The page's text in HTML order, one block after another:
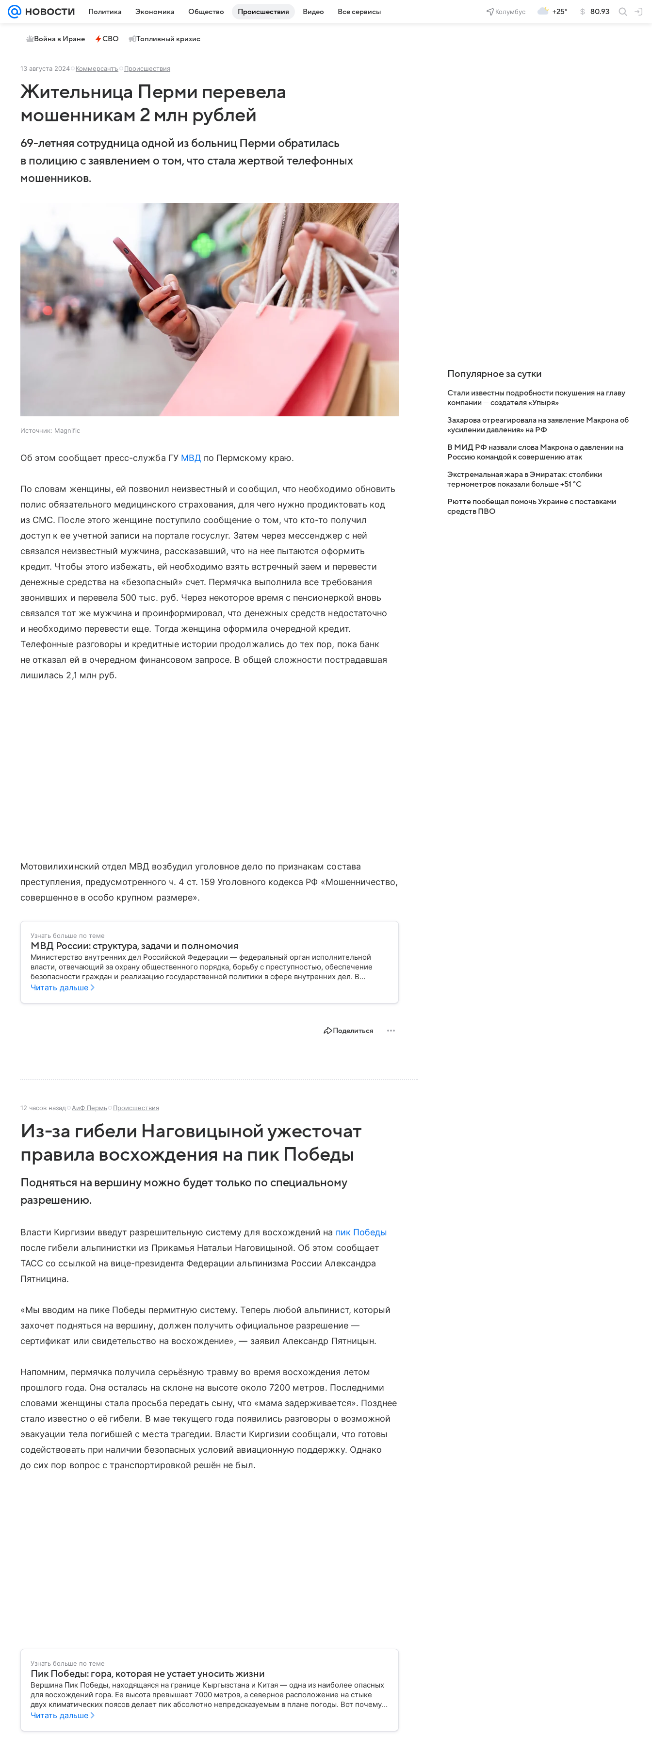
Политика Экономика Общество Происшествия Видео Все сервисы Колумбус +25° 80.93
Война в Иране СВО Топливный кризис
13 августа 2024 Коммерсантъ Происшествия
Жительница Перми перевела
мошенникам 2 млн рублей
69-летняя сотрудница одной из больниц Перми обратилась
в полицию с заявлением о том, что стала жертвой телефонных
мошенников.
Источник: Magnific
Об этом сообщает пресс-служба ГУ МВД по Пермскому краю.
По словам женщины, ей позвонил неизвестный и сообщил, что необходимо обновить
полис обязательного медицинского страхования, для чего нужно продиктовать код
из СМС. После этого женщине поступило сообщение о том, что кто-то получил
доступ к ее учетной записи на портале госуслуг. Затем через мессенджер с ней
связался неизвестный мужчина, рассказавший, что на нее пытаются оформить
кредит. Чтобы этого избежать, ей необходимо взять встречный заем и перевести
денежные средства на «безопасный» счет. Пермячка выполнила все требования
звонивших и перевела 500 тыс. руб. Через некоторое время с пенсионеркой вновь
связался тот же мужчина и проинформировал, что денежных средств недостаточно
и необходимо перевести еще. Тогда женщина оформила очередной кредит.
Телефонные разговоры и кредитные истории продолжались до тех пор, пока банк
не отказал ей в очередном финансовом запросе. В общей сложности пострадавшая
лишилась 2,1 млн руб.
Мотовилихинский отдел МВД возбудил уголовное дело по признакам состава
преступления, предусмотренного ч. 4 ст. 159 Уголовного кодекса РФ «Мошенничество,
совершенное в особо крупном размере».
Узнать больше по теме
МВД России: структура, задачи и полномочия
Министерство внутренних дел Российской Федерации — федеральный орган исполнительной
власти, отвечающий за охрану общественного порядка, борьбу с преступностью, обеспечение
безопасности граждан и реализацию государственной политики в сфере внутренних дел. В
материале рассказываем, чем занимается МВД России, какие задачи выполняет министерство, как
Читать дальше
Поделиться
12 часов назад АиФ Пермь Происшествия
Из-за гибели Наговицыной ужесточат
правила восхождения на пик Победы
Подняться на вершину можно будет только по специальному
разрешению.
Власти Киргизии введут разрешительную систему для восхождений на пик Победы
после гибели альпинистки из Прикамья Натальи Наговицыной. Об этом сообщает
ТАСС со ссылкой на вице-президента Федерации альпинизма России Александра
Пятницина.
«Мы вводим на пике Победы пермитную систему. Теперь любой альпинист, который
захочет подняться на вершину, должен получить официальное разрешение —
сертификат или свидетельство на восхождение», — заявил Александр Пятницын.
Напомним, пермячка получила серьёзную травму во время восхождения летом
прошлого года. Она осталась на склоне на высоте около 7200 метров. Последними
словами женщины стала просьба передать сыну, что «мама задерживается». Позднее
стало известно о её гибели. В мае текущего года появились разговоры о возможной
эвакуации тела погибшей с места трагедии. Власти Киргизии сообщали, что готовы
содействовать при наличии безопасных условий авиационную поддержку. Однако
до сих пор вопрос с транспортировкой решён не был.
Узнать больше по теме
Пик Победы: гора, которая не устает уносить жизни
Вершина Пик Победы, находящаяся на границе Кыргызстана и Китая — одна из наиболее опасных
для восхождений гора. Ее высота превышает 7000 метров, а северное расположение на стыке
двух климатических поясов делает пик абсолютно непредсказуемым в плане погоды. Вот почему
название этой горы так часто связано трагическими событиями.
Читать дальше
Популярное за сутки
Стали известны подробности покушения на главу
компании — создателя «Упыря»
Захарова отреагировала на заявление Макрона об
«усилении давления» на РФ
В МИД РФ назвали слова Макрона о давлении на
Россию командой к совершению атак
Экстремальная жара в Эмиратах: столбики
термометров показали больше +51 °C
Рютте пообещал помочь Украине с поставками
средств ПВО